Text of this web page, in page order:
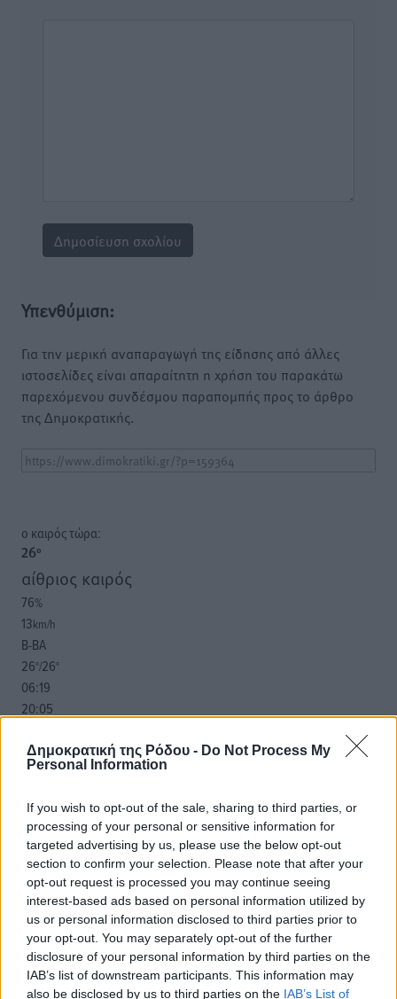
Δημοκρατική της Ρόδου - Do Not Process My
Personal Information
If you wish to opt-out of the sale, sharing to third parties, or
processing of your personal or sensitive information for
targeted advertising by us, please use the below opt-out
section to confirm your selection. Please note that after your
opt-out request is processed you may continue seeing
interest-based ads based on personal information utilized by
us or personal information disclosed to third parties prior to
your opt-out. You may separately opt-out of the further
disclosure of your personal information by third parties on the
IAB’s list of downstream participants. This information may
also be disclosed by us to third parties on the IAB’s List of
Υπενθύμιση:
Για την μερική αναπαραγωγή της είδησης από άλλες
ιστοσελίδες είναι απαραίτητη η χρήση του παρακάτω
παρεχόμενου συνδέσμου παραπομπής προς το άρθρο
της Δημοκρατικής.
o καιρός τώρα:
26°
αίθριος καιρός
76%
13km/h
Β-ΒΑ
26°/26°
06:19
20:05
33°
ΔΕ
ΤΡ
28°
ΤΕ
29°
ΠΕ